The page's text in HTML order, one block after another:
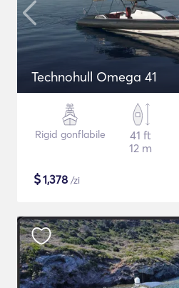
Technohull Omega 41
Rigid gonflabile
41 ft
12 m
$1,378 /zi